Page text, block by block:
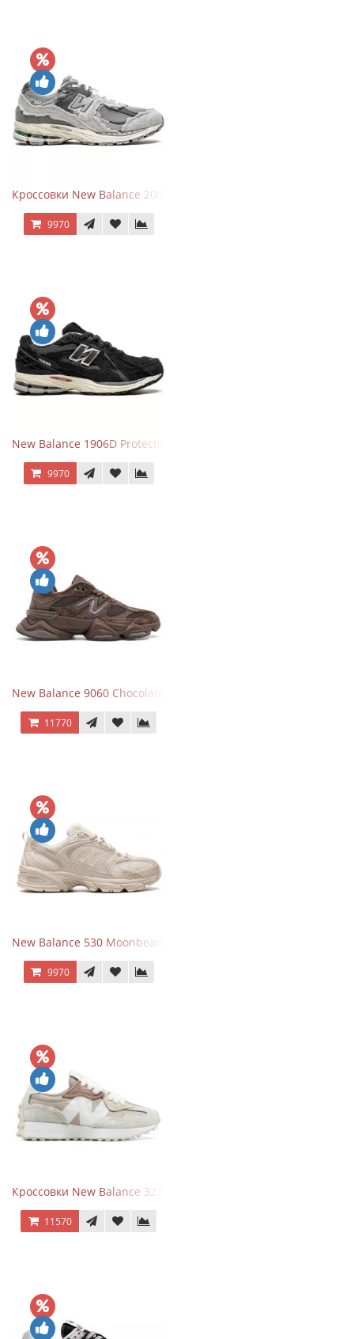
Кроссовки New Balance 2002R Protection Pack Grey
9970
New Balance 1906D Protection Pack Black черные
9970
New Balance 9060 Chocolate Brown
11770
New Balance 530 Moonbeam Sea Salt
9970
Кроссовки New Balance 327 Beige Pink
11570